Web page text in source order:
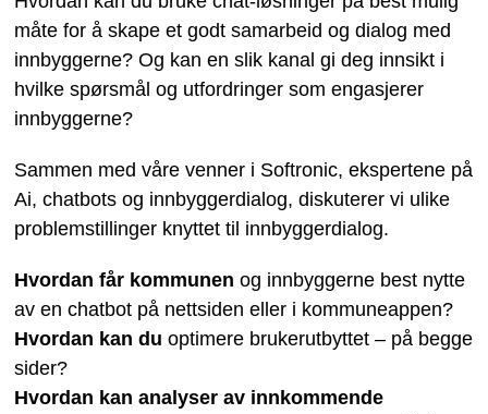
måte for å skape et godt samarbeid og dialog med
innbyggerne? Og kan en slik kanal gi deg innsikt i
hvilke spørsmål og utfordringer som engasjerer
innbyggerne?
Sammen med våre venner i Softronic, ekspertene på
Ai, chatbots og innbyggerdialog, diskuterer vi ulike
problemstillinger knyttet til innbyggerdialog.
Hvordan får kommunen og innbyggerne best nytte
av en chatbot på nettsiden eller i kommuneappen?
Hvordan kan du optimere brukerutbyttet – på begge
sider?
Hvordan kan analyser av innkommende